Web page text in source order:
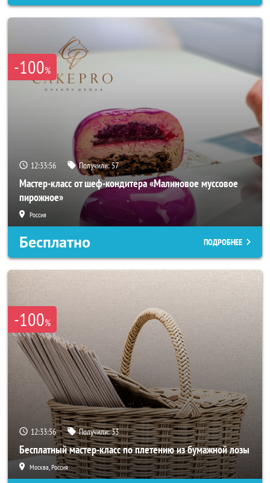
-100%
12:33:54 Получили:57
Мастер-класс от шеф-кондитера «Малиновое муссовое
пирожное»
Россия
Бесплатно ПОДРОБНЕЕ
-100%
12:33:54 Получили:33
Бесплатный мастер-класс по плетению из бумажной лозы
Москва, Россия